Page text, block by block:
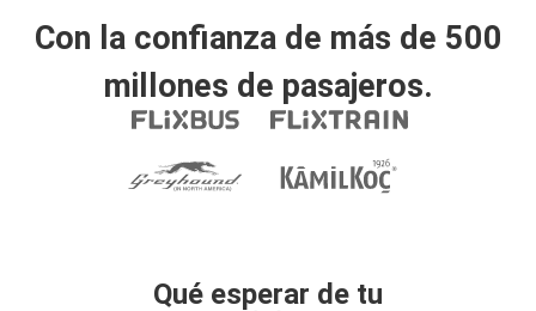
Con la confianza de más de 500
millones de pasajeros.
Qué esperar de tu